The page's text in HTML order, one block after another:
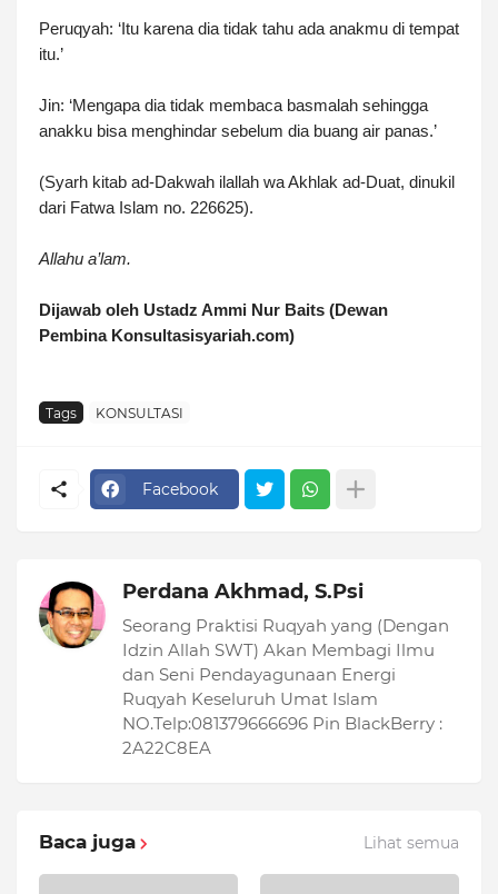
Peruqyah: ‘Itu karena dia tidak tahu ada anakmu di tempat
itu.’
Jin: ‘Mengapa dia tidak membaca basmalah sehingga
anakku bisa menghindar sebelum dia buang air panas.’
(Syarh kitab ad-Dakwah ilallah wa Akhlak ad-Duat, dinukil
dari Fatwa Islam no. 226625).
Allahu a’lam.
Dijawab oleh Ustadz Ammi Nur Baits (Dewan
Pembina Konsultasisyariah.com)
Tags KONSULTASI
Facebook
Perdana Akhmad, S.Psi
Seorang Praktisi Ruqyah yang (Dengan
Idzin Allah SWT) Akan Membagi Ilmu
dan Seni Pendayagunaan Energi
Ruqyah Keseluruh Umat Islam
NO.Telp:081379666696 Pin BlackBerry :
2A22C8EA
Baca juga Lihat semua